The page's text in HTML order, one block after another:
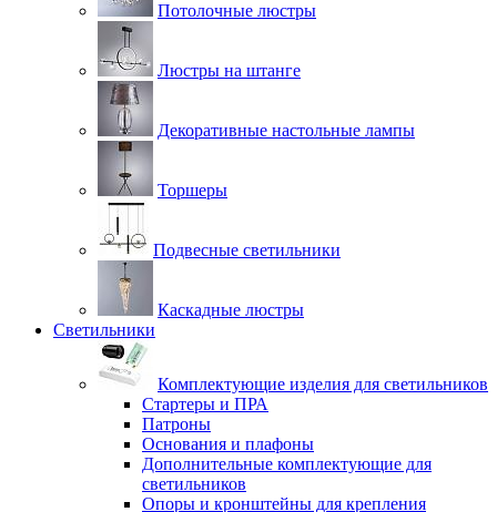
Потолочные люстры
Люстры на штанге
Декоративные настольные лампы
Торшеры
Подвесные светильники
Каскадные люстры
Светильники
Комплектующие изделия для светильников
Стартеры и ПРА
Патроны
Основания и плафоны
Дополнительные комплектующие для
светильников
Опоры и кронштейны для крепления